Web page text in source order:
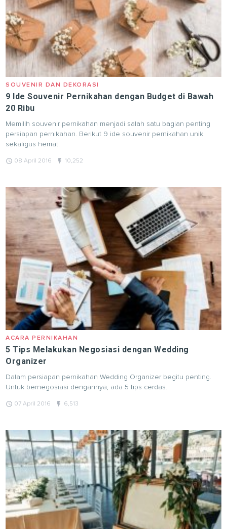
SOUVENIR DAN DEKORASI
9 Ide Souvenir Pernikahan dengan Budget di Bawah
20 Ribu
Memilih souvenir pernikahan menjadi salah satu bagian penting
persiapan pernikahan. Berikut 9 ide souvenir pernikahan unik
sekaligus hemat.
query_builder 08 April 2016 flash_on 10,252
ACARA PERNIKAHAN
5 Tips Melakukan Negosiasi dengan Wedding
Organizer
Dalam persiapan pernikahan Wedding Organizer begitu penting.
Untuk bernegosiasi dengannya, ada 5 tips cerdas.
query_builder 07 April 2016 flash_on 6,513